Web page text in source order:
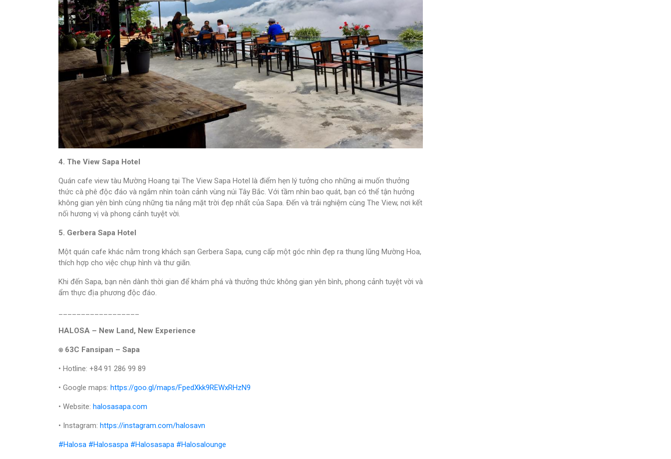
4. The View Sapa Hotel
Quán cafe view tàu Mường Hoang tại The View Sapa Hotel là điểm hẹn lý tưởng cho những ai muốn thưởng
thức cà phê độc đáo và ngắm nhìn toàn cảnh vùng núi Tây Bắc. Với tầm nhìn bao quát, bạn có thể tận hưởng
không gian yên bình cùng những tia nắng mặt trời đẹp nhất của Sapa. Đến và trải nghiệm cùng The View, nơi kết
nối hương vị và phong cảnh tuyệt vời.
5. Gerbera Sapa Hotel
Một quán cafe khác nằm trong khách sạn Gerbera Sapa, cung cấp một góc nhìn đẹp ra thung lũng Mường Hoa,
thích hợp cho việc chụp hình và thư giãn.
Khi đến Sapa, bạn nên dành thời gian để khám phá và thưởng thức không gian yên bình, phong cảnh tuyệt vời và
ẩm thực địa phương độc đáo.
HALOSA – New Land, New Experience
⍟ 63C Fansipan – Sapa
• Hotline: +84 91 286 99 89
• Google maps: https://goo.gl/maps/FpedXkk9REWxRHzN9
• Website: halosasapa.com
• Instagram: https://instagram.com/halosavn
#Halosa #Halosaspa #Halosasapa #Halosalounge